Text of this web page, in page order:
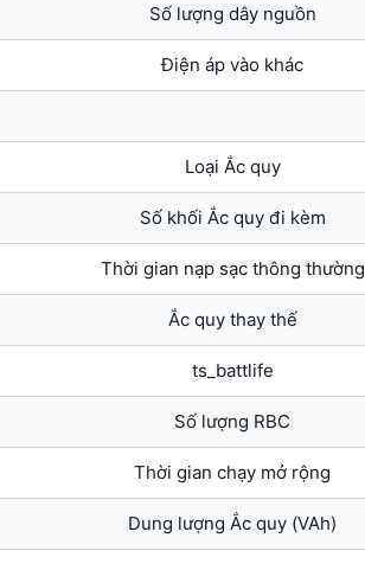
Số lượng dây nguồn
Điện áp vào khác
Loại Ắc quy
Số khối Ắc quy đi kèm
Thời gian nạp sạc thông thường
Ắc quy thay thế
ts_battlife
Số lượng RBC
Thời gian chạy mở rộng
Dung lượng Ắc quy (VAh)